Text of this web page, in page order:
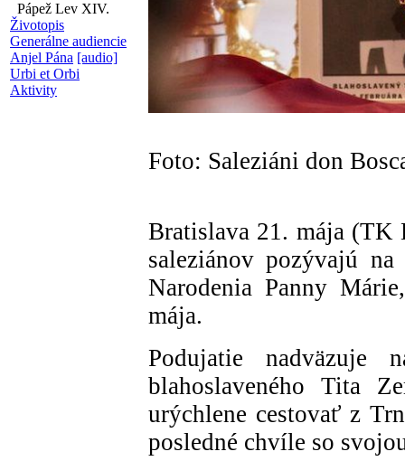
Pápež Lev XIV.
Životopis
Generálne audiencie
Anjel Pána [audio]
Urbi et Orbi
Aktivity
Foto: Saleziáni don
Bratislava 21. mája (TK
saleziánov pozývajú
Narodenia Panny
mája.
Podujatie
blahoslaveného Tita
urýchlene cestovať z
posledné chvíle so